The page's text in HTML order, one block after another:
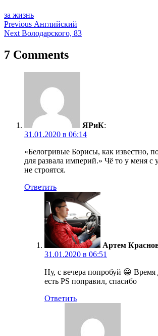
за жизнь
Навигация
по
записям
Previous Английский
Next Володарского, 83
7 Comments
ЯРиК:
31.01.2020 в 06:14
«Белогривые Борисы, как известно,
для развала империй.» Чё то у меня с
не строятся.
Ответить
Артем
31.01.2020 в 06:51
Ну, с вечера попробуй 😀 Время
есть PS поправил, спасибо
Ответить